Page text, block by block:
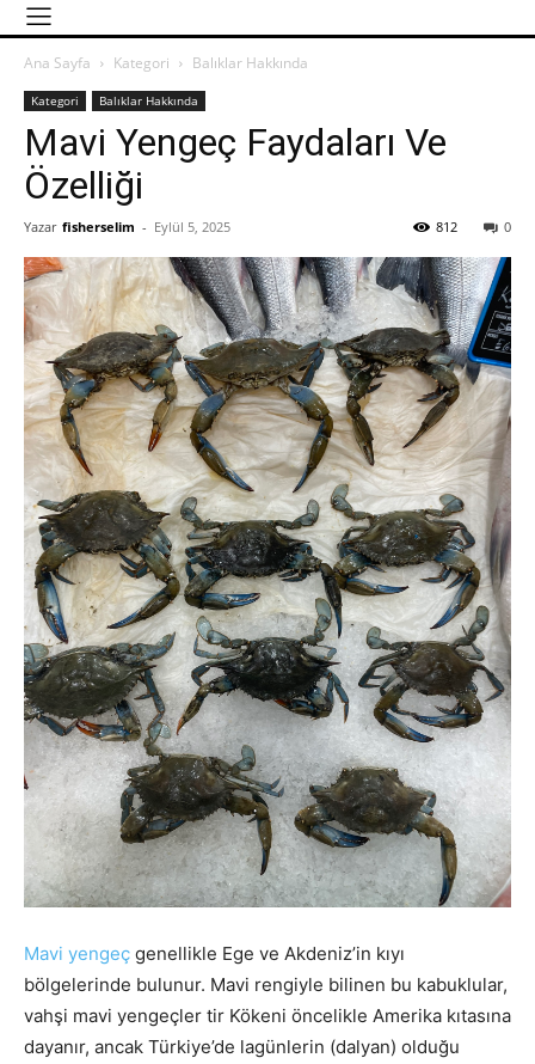
Ana Sayfa Kategori Balıklar Hakkında
Kategori Balıklar Hakkında
Mavi Yengeç Faydaları Ve
Özelliği
Yazar fisherselim - Eylül 5, 2025 0
812
Mavi yengeç genellikle Ege ve Akdeniz’in kıyı
bölgelerinde bulunur. Mavi rengiyle bilinen bu kabuklular,
vahşi mavi yengeçler tir Kökeni öncelikle Amerika kıtasına
dayanır, ancak Türkiye’de lagünlerin (dalyan) olduğu